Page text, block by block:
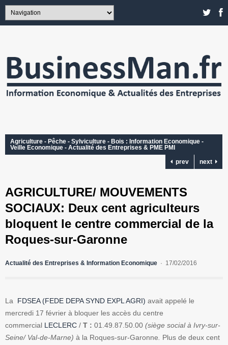
Agriculture - Pêche - Sylviculture - Bois : Information Economique -
Veille Economique - Actualité des Entreprises & PME PMI
prev
next
AGRICULTURE/ MOUVEMENTS
SOCIAUX: Deux cent agriculteurs
bloquent le centre commercial de la
Roques-sur-Garonne
Actualité des Entreprises & Information Economique 17/02/2016
La FDSEA (FEDE DEPA SYND EXPL AGRI) avait appelé le
mercredi 17 février à bloquer les accès du centre
commercial LECLERC / T : 01.49.87.50.00 (siège social à Ivry-sur-
Seine/ Val-de-Marne) à la Roques-sur-Garonne. Plus de deux cent